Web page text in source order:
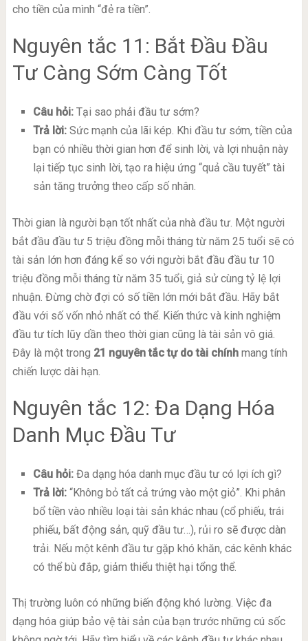
cho tiền của mình “đẻ ra tiền”.
Nguyên tắc 11: Bắt Đầu Đầu
Tư Càng Sớm Càng Tốt
Câu hỏi:Tại sao phải đầu tư sớm?
Trả lời:Sức mạnh của lãi kép. Khi đầu tư sớm, tiền của
bạn có nhiều thời gian hơn để sinh lời, và lợi nhuận này
lại tiếp tục sinh lời, tạo ra hiệu ứng “quả cầu tuyết” tài
sản tăng trưởng theo cấp số nhân.
Thời gian là người bạn tốt nhất của nhà đầu tư. Một người
bắt đầu đầu tư 5 triệu đồng mỗi tháng từ năm 25 tuổi sẽ có
tài sản lớn hơn đáng kể so với người bắt đầu đầu tư 10
triệu đồng mỗi tháng từ năm 35 tuổi, giả sử cùng tỷ lệ lợi
nhuận. Đừng chờ đợi có số tiền lớn mới bắt đầu. Hãy bắt
đầu với số vốn nhỏ nhất có thể. Kiến thức và kinh nghiệm
đầu tư tích lũy dần theo thời gian cũng là tài sản vô giá.
Đây là một trong 21 nguyên tắc tự do tài chínhmang tính
chiến lược dài hạn.
Nguyên tắc 12: Đa Dạng Hóa
Danh Mục Đầu Tư
Câu hỏi:Đa dạng hóa danh mục đầu tư có lợi ích gì?
Trả lời:“Không bỏ tất cả trứng vào một giỏ”. Khi phân
bổ tiền vào nhiều loại tài sản khác nhau (cổ phiếu, trái
phiếu, bất động sản, quỹ đầu tư…), rủi ro sẽ được dàn
trải. Nếu một kênh đầu tư gặp khó khăn, các kênh khác
có thể bù đắp, giảm thiểu thiệt hại tổng thể.
Thị trường luôn có những biến động khó lường. Việc đa
dạng hóa giúp bảo vệ tài sản của bạn trước những cú sốc